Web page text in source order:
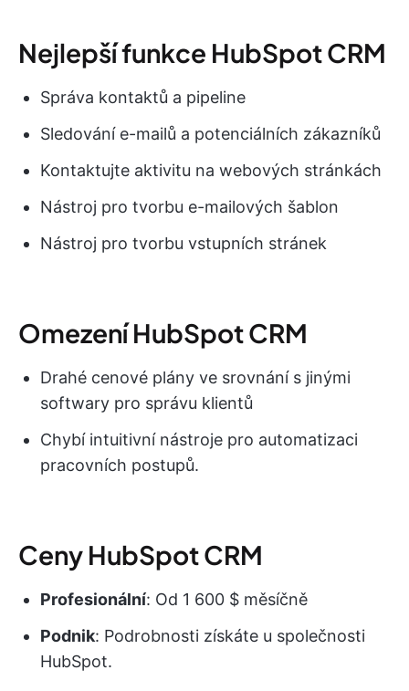
Nejlepší funkce HubSpot CRM
Správa kontaktů a pipeline
Sledování e-mailů a potenciálních zákazníků
Kontaktujte aktivitu na webových stránkách
Nástroj pro tvorbu e-mailových šablon
Nástroj pro tvorbu vstupních stránek
Omezení HubSpot CRM
Drahé cenové plány ve srovnání s jinými
softwary pro správu klientů
Chybí intuitivní nástroje pro automatizaci
pracovních postupů.
Ceny HubSpot CRM
Profesionální: Od 1 600 $ měsíčně
Podnik: Podrobnosti získáte u společnosti
HubSpot.